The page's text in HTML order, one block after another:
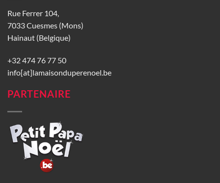
Rue Ferrer 104,
7033 Cuesmes (Mons)
Hainaut (Belgique)
+32 474 76 77 50
info[at]lamaisonduperenoel.be
PARTENAIRE